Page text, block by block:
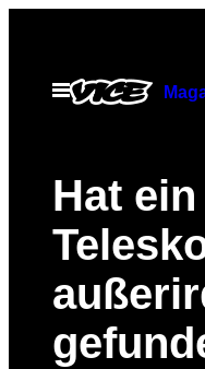
contentOpen
Menu
Hat